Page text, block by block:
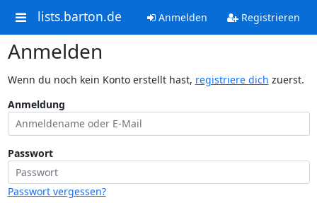
lists.barton.de Anmelden Registrieren
Anmelden
Wenn du noch kein Konto erstellt hast, registriere dich zuerst.
Anmeldung
Passwort
Passwort vergessen?